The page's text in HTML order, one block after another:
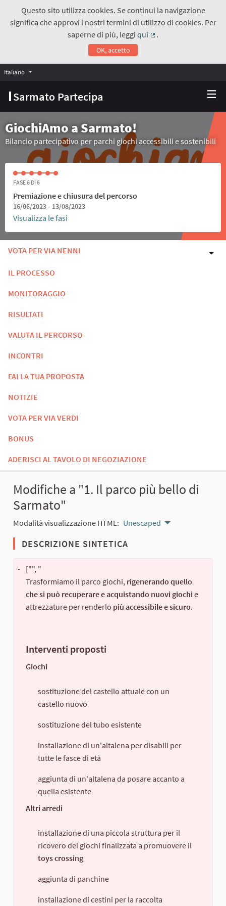
Questo sito utilizza cookies. Se continui la navigazione
significa che approvi i nostri termini di utilizzo di cookies. Per
saperne di più, leggiqui
.
OK, accetto
Sarmato Partecipa
Italiano Choose language
GiochiAmo a Sarmato!
Bilancio partecipativo per parchi giochi accessibili e sostenibili
FASE 6 DI 6
Premiazione e chiusura del percorso
16/06/2023 - 13/08/2023
Visualizza le fasi
VOTA PER VIA NENNI
IL PROCESSO
MONITORAGGIO
RISULTATI
VALUTA IL PERCORSO
INCONTRI
FAI LA TUA PROPOSTA
NOTIZIE
VOTA PER VIA VERDI
BONUS
ADERISCI AL TAVOLO DI NEGOZIAZIONE
Modifiche a "1. Il parco più bello di
Sarmato"
Modalità visualizzazione HTML: Unescaped
DESCRIZIONE SINTETICA
- ["", "
Trasformiamo il parco giochi, rigenerando quello
che si può recuperare e acquistando nuovi giochi e
attrezzature per renderlo più accessibile e sicuro.
Interventi proposti
Giochi
sostituzione del castello attuale con un
castello nuovo
sostituzione del tubo esistente
installazione di un'altalena per disabili per
tutte le fasce di età
aggiunta di un'altalena da posare accanto a
quella esistente
Altri arredi
installazione di una piccola struttura per il
ricovero dei giochi finalizzata a promuovere il
toys crossing
aggiunta di panchine
installazione di cestini per la raccolta